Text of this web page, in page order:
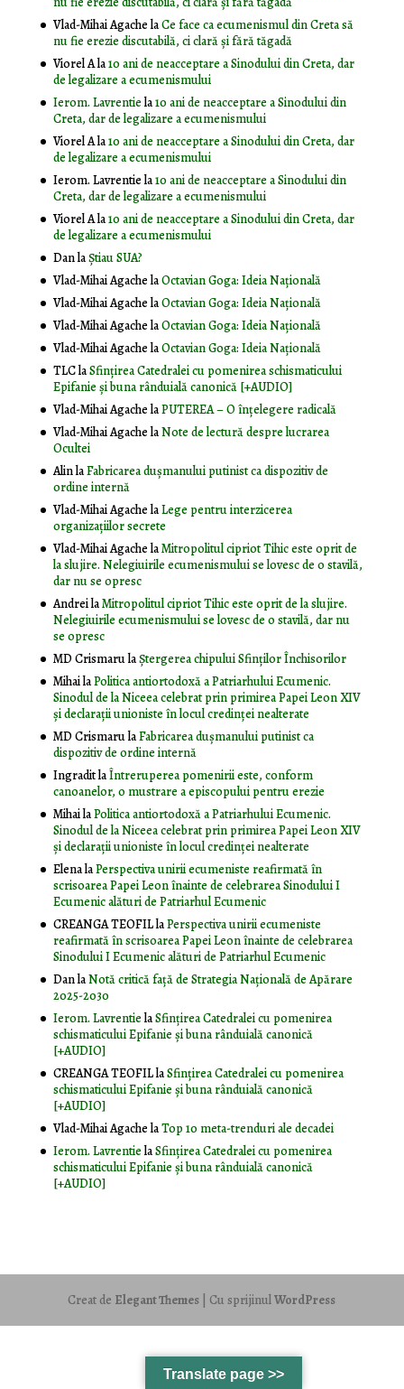
Vlad-Mihai AgachelaCe face ca ecumenismul din Creta să
nu fie erezie discutabilă, ci clară și fără tăgadă
Viorel Ala10 ani de neacceptare a Sinodului din Creta, dar
de legalizare a ecumenismului
Ierom. Lavrentiela10 ani de neacceptare a Sinodului din
Creta, dar de legalizare a ecumenismului
Viorel Ala10 ani de neacceptare a Sinodului din Creta, dar
de legalizare a ecumenismului
Ierom. Lavrentiela10 ani de neacceptare a Sinodului din
Creta, dar de legalizare a ecumenismului
Viorel Ala10 ani de neacceptare a Sinodului din Creta, dar
de legalizare a ecumenismului
DanlaȘtiau SUA?
Vlad-Mihai AgachelaOctavian Goga: Ideia Naţională
Vlad-Mihai AgachelaOctavian Goga: Ideia Naţională
Vlad-Mihai AgachelaOctavian Goga: Ideia Naţională
Vlad-Mihai AgachelaOctavian Goga: Ideia Naţională
TLClaSfințirea Catedralei cu pomenirea schismaticului
Epifanie și buna rânduială canonică [+AUDIO]
Vlad-Mihai AgachelaPUTEREA – O înţelegere radicală
Vlad-Mihai AgachelaNote de lectură despre lucrarea
Ocultei
AlinlaFabricarea dușmanului putinist ca dispozitiv de
ordine internă
Vlad-Mihai AgachelaLege pentru interzicerea
organizaţiilor secrete
Vlad-Mihai AgachelaMitropolitul cipriot Tihic este oprit de
la slujire. Nelegiuirile ecumenismului se lovesc de o stavilă,
dar nu se opresc
AndreilaMitropolitul cipriot Tihic este oprit de la slujire.
Nelegiuirile ecumenismului se lovesc de o stavilă, dar nu
se opresc
MD CrismarulaŞtergerea chipului Sfinţilor Închisorilor
MihailaPolitica antiortodoxă a Patriarhului Ecumenic.
Sinodul de la Niceea celebrat prin primirea Papei Leon XIV
și declarații unioniste în locul credinței nealterate
MD CrismarulaFabricarea dușmanului putinist ca
dispozitiv de ordine internă
IngraditlaÎntreruperea pomenirii este, conform
canoanelor, o mustrare a episcopului pentru erezie
MihailaPolitica antiortodoxă a Patriarhului Ecumenic.
Sinodul de la Niceea celebrat prin primirea Papei Leon XIV
și declarații unioniste în locul credinței nealterate
ElenalaPerspectiva unirii ecumeniste reafirmată în
scrisoarea Papei Leon înainte de celebrarea Sinodului I
Ecumenic alături de Patriarhul Ecumenic
CREANGA TEOFILlaPerspectiva unirii ecumeniste
reafirmată în scrisoarea Papei Leon înainte de celebrarea
Sinodului I Ecumenic alături de Patriarhul Ecumenic
DanlaNotă critică faţă de Strategia Naţională de Apărare
2025-2030
Ierom. LavrentielaSfințirea Catedralei cu pomenirea
schismaticului Epifanie și buna rânduială canonică
[+AUDIO]
CREANGA TEOFILlaSfințirea Catedralei cu pomenirea
schismaticului Epifanie și buna rânduială canonică
[+AUDIO]
Vlad-Mihai AgachelaTop 10 meta-trenduri ale decadei
Ierom. LavrentielaSfințirea Catedralei cu pomenirea
schismaticului Epifanie și buna rânduială canonică
[+AUDIO]
Creat de Elegant Themes | Cu sprijinulWordPress
Translate page >>